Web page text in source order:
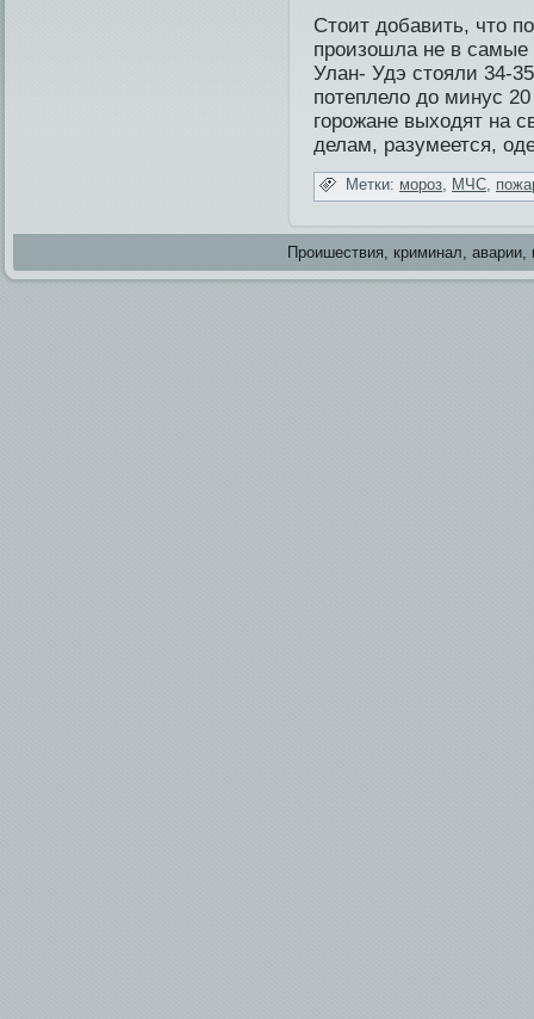
Стоит добави­ть, что
произошла не в
Улан- Удэ стояли 34-
потеплело до минус
горожане выходят на
делам, разумеется,
Метки: мороз, МЧС,
Проишестви­я, криминал,